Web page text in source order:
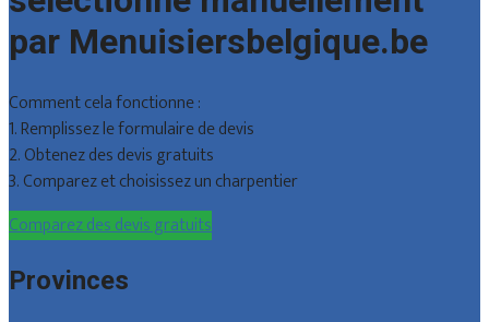
par Menuisiersbelgique.be
Comment cela fonctionne :
1. Remplissez le formulaire de devis
2. Obtenez des devis gratuits
3. Comparez et choisissez un charpentier
Comparez des devis gratuits
Provinces